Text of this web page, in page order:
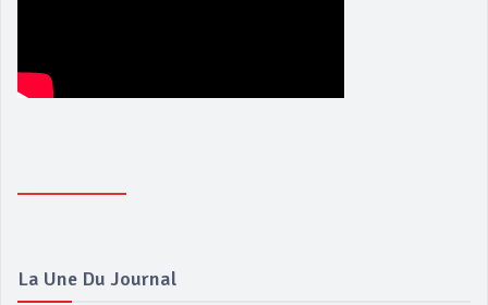
La Une Du Journal